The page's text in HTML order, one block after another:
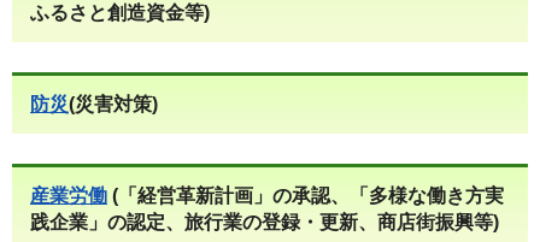
ふるさと創造資金等)
防災(災害対策)
産業労働 (「経営革新計画」の承認、「多様な働き方実
践企業」の認定、旅行業の登録・更新、商店街振興等)